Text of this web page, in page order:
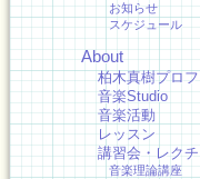
お知らせ
スケジュール
About
柏木真樹プロ
音楽Studio
音楽活動
レッスン
講習会・レク
音楽理論講座